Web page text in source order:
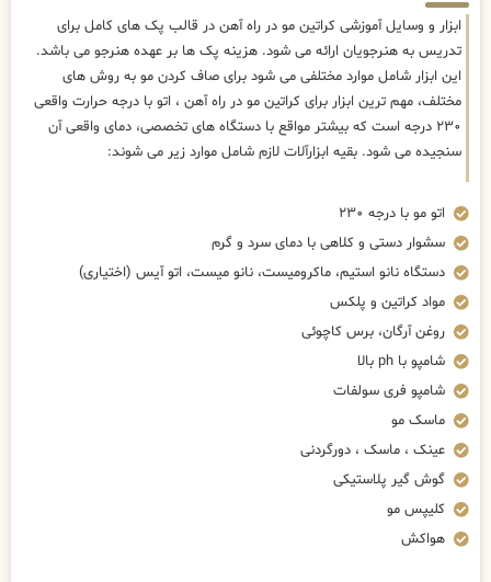
ابزار و وسایل آموزشی کراتین مو در راه آهن در قالب پک های کامل برای
تدریس به هنرجویان ارائه می شود. هزینه پک ها بر عهده هنرجو می باشد.
این ابزار شامل موارد مختلفی می شود برای صاف کردن مو به روش های
مختلف، مهم ترین ابزار برای کراتین مو در راه آهن ، اتو با درجه حرارت واقعی
۲۳۰ درجه است که بیشتر مواقع با دستگاه های تخصصی، دمای واقعی آن
سنجیده می شود. بقیه ابزارآلات لازم شامل موارد زیر می شوند:
اتو مو با درجه ۲۳۰
سشوار دستی و کلاهی با دمای سرد و گرم
دستگاه نانو استیم، ماکرومیست، نانو میست، اتو آیس (اختیاری)
مواد کراتین و پلکس
روغن آرگان، برس کاچوئی
شامپو با ph بالا
شامپو فری سولفات
ماسک مو
عینک ، ماسک ، دورگردنی
گوش گیر پلاستیکی
کلیپس مو
هواکش